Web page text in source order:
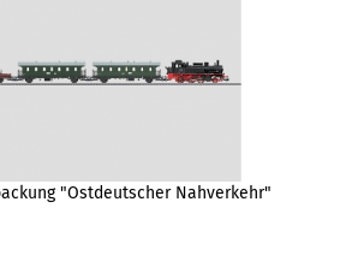
"Ostdeutscher Nahverkehr"